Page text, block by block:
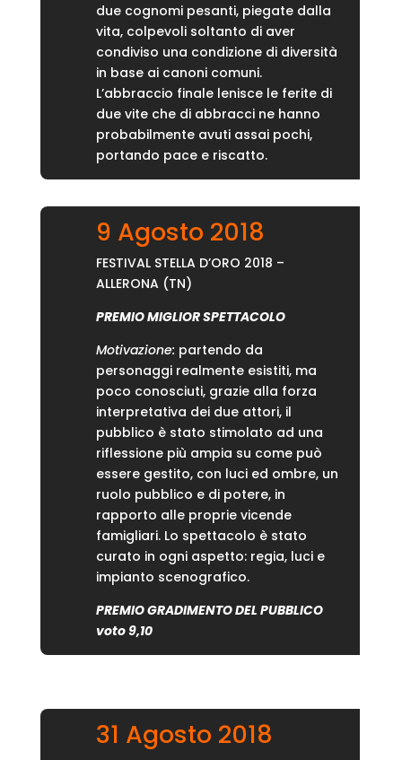
due cognomi pesanti, piegate dalla
vita, colpevoli soltanto di aver
condiviso una condizione di diversità
in base ai canoni comuni.
L’abbraccio finale lenisce le ferite di
due vite che di abbracci ne hanno
probabilmente avuti assai pochi,
portando pace e riscatto.
9 Agosto 2018
FESTIVAL STELLA D’ORO 2018 –
ALLERONA (TN)
PREMIO MIGLIOR SPETTACOLO
Motivazione: partendo da
personaggi realmente esistiti, ma
poco conosciuti, grazie alla forza
interpretativa dei due attori, il
pubblico è stato stimolato ad una
riflessione più ampia su come può
essere gestito, con luci ed ombre, un
ruolo pubblico e di potere, in
rapporto alle proprie vicende
famigliari. Lo spettacolo è stato
curato in ogni aspetto: regia, luci e
impianto scenografico.
PREMIO GRADIMENTO DEL PUBBLICO
voto 9,10
31 Agosto 2018